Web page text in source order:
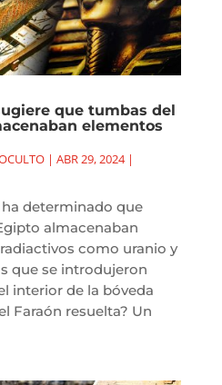
que tumbas del
elementos
| ABR 29, 2024|
determinado que
almacenaban
como uranio y
que se introdujeron
interior de la bóveda
Faraón resuelta? Un